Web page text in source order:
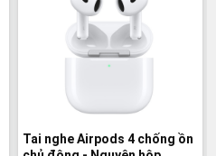
Tai nghe Airpods 4 chống ồn